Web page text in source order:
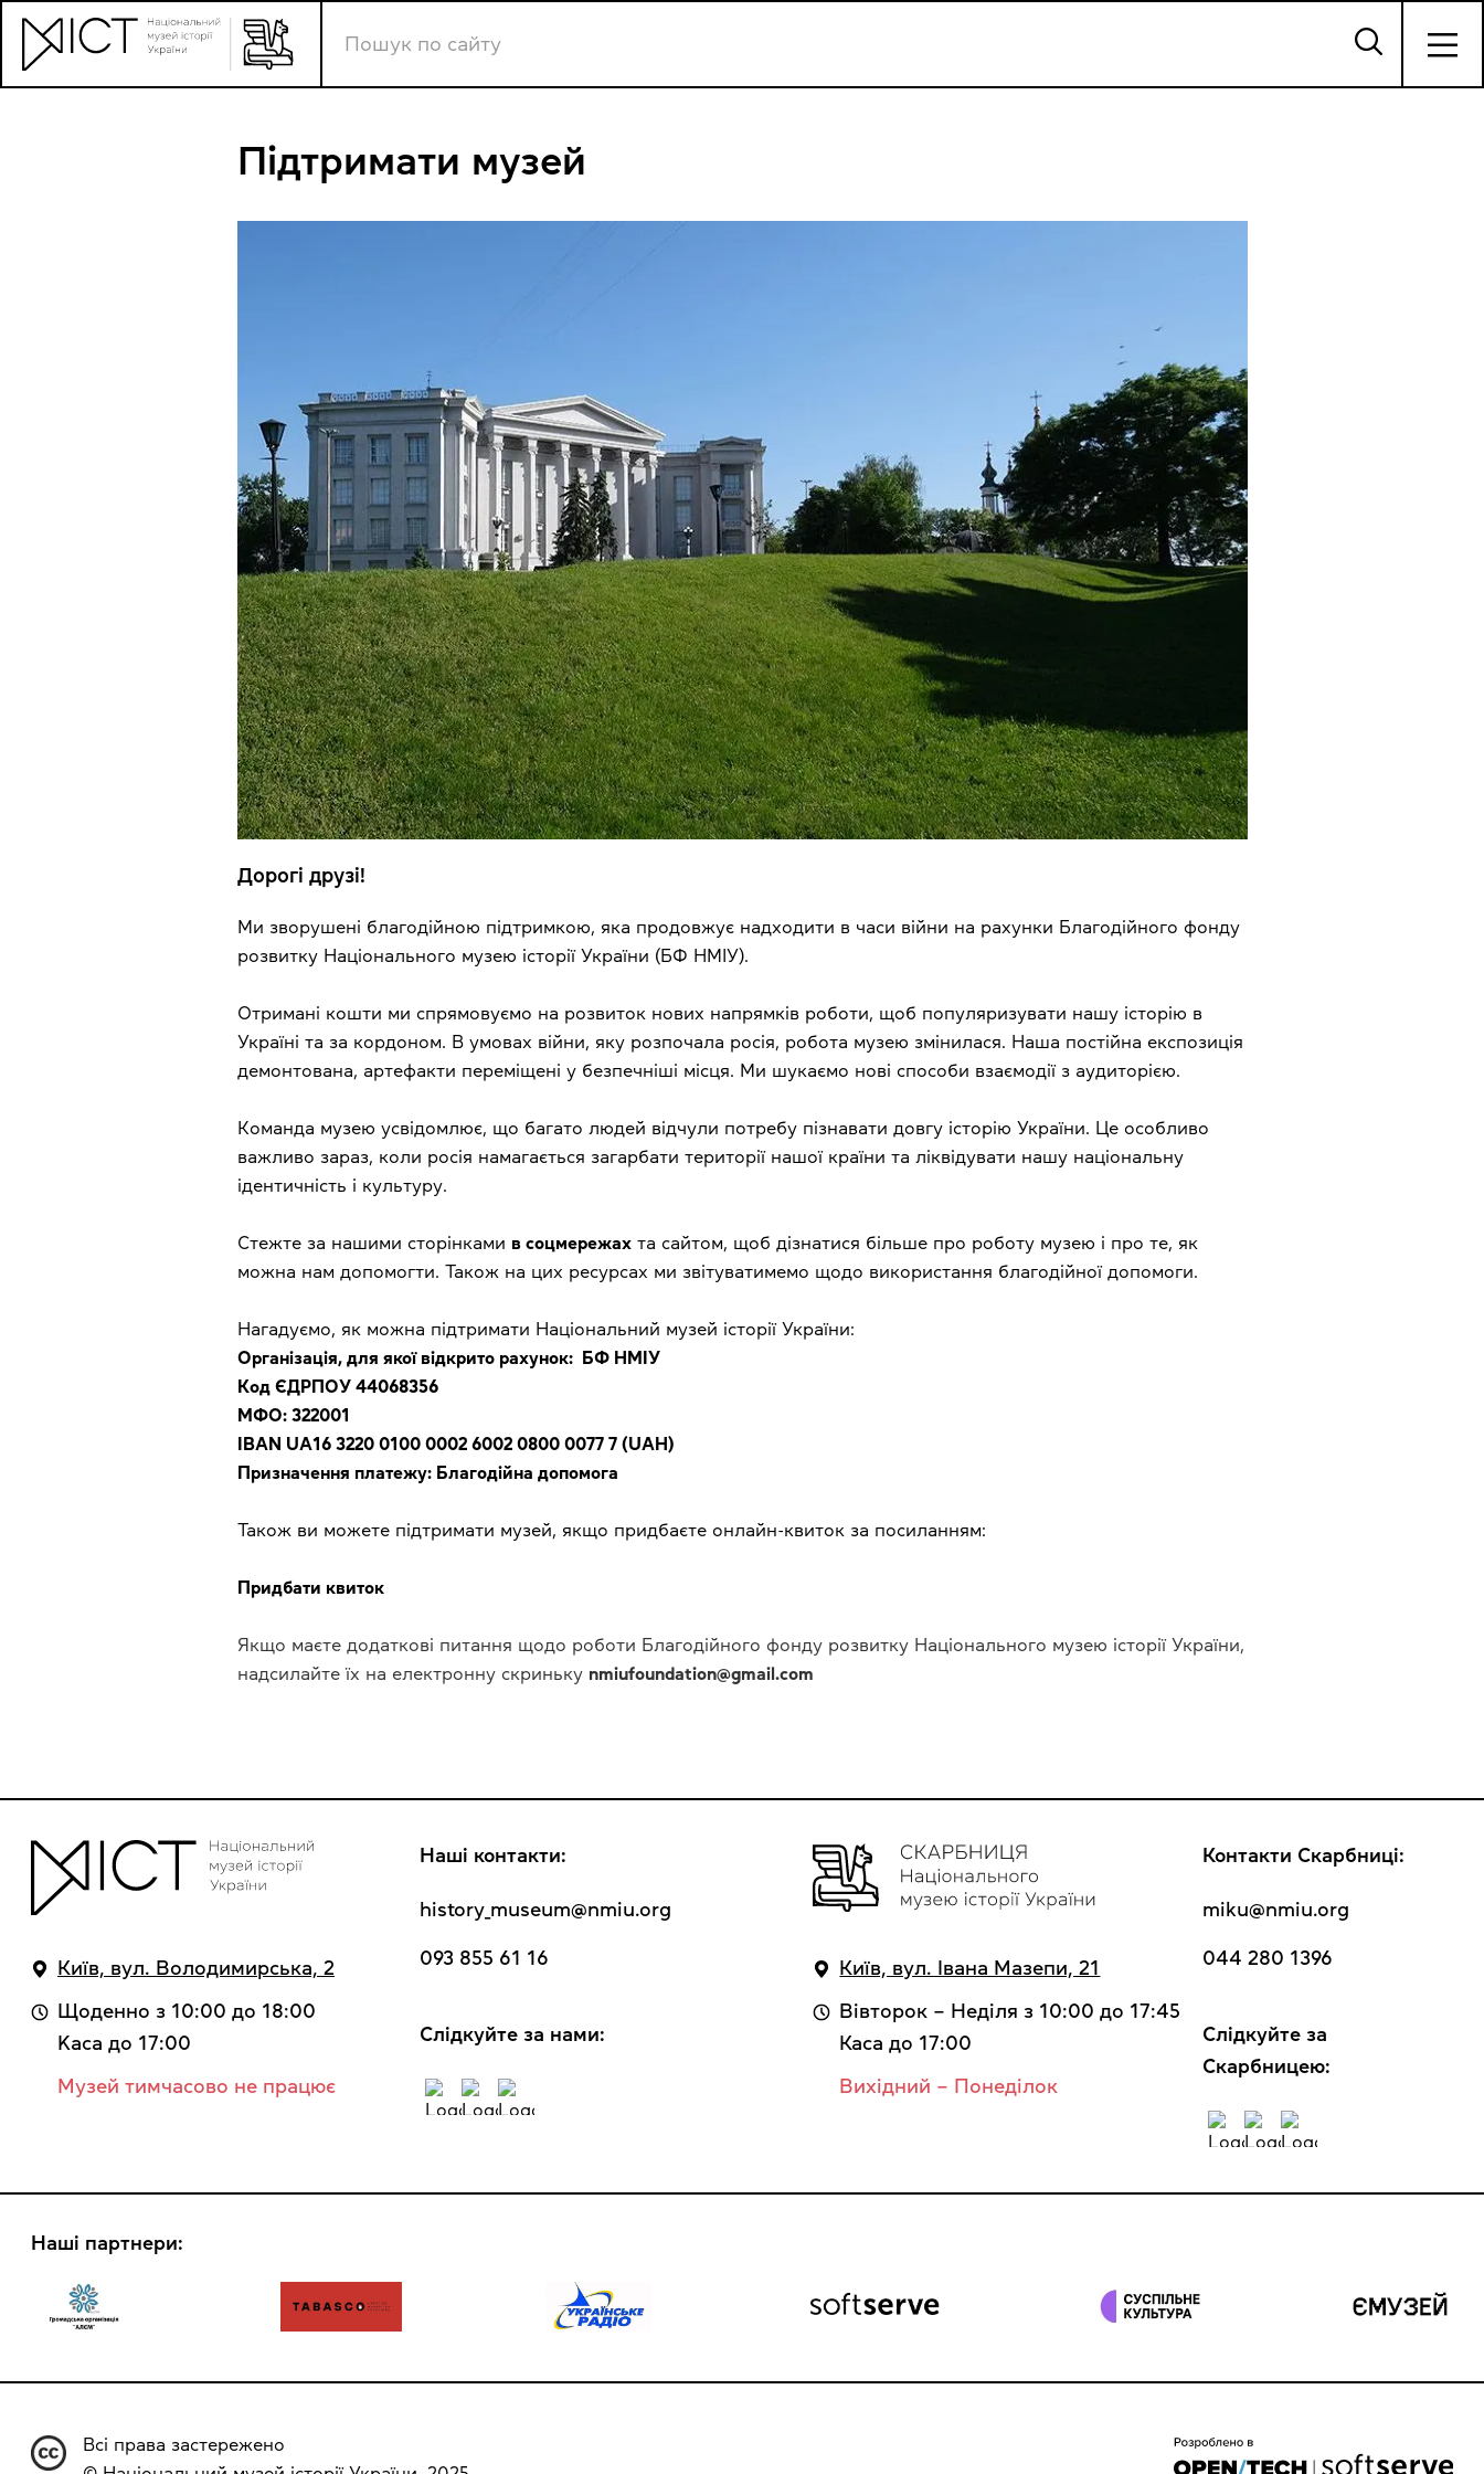
Підтримати музей
Дорогі друзі!
Ми зворушені благодійною підтримкою, яка продовжує надходити в часи війни на рахунки Благодійного фонду
розвитку Національного музею історії України (БФ НМІУ).
Отримані кошти ми спрямовуємо на розвиток нових напрямків роботи, щоб популяризувати нашу історію в
Україні та за кордоном. В умовах війни, яку розпочала росія, робота музею змінилася. Наша постійна експозиція
демонтована, артефакти переміщені у безпечніші місця. Ми шукаємо нові способи взаємодії з аудиторією.
Команда музею усвідомлює, що багато людей відчули потребу пізнавати довгу історію України. Це особливо
важливо зараз, коли росія намагається загарбати території нашої країни та ліквідувати нашу національну
ідентичність і культуру.
Стежте за нашими сторінками в соцмережахта сайтом, щоб дізнатися більше про роботу музею і про те, як
можна нам допомогти. Також на цих ресурсах ми звітуватимемо щодо використання благодійної допомоги.
Нагадуємо, як можна підтримати Національний музей історії України:
Організація, для якої відкрито рахунок: БФ НМІУ
Код ЄДРПОУ 44068356
МФО: 322001
IBAN UA16 3220 0100 0002 6002 0800 0077 7 (UAH)
Призначення платежу: Благодійна допомога
Також ви можете підтримати музей, якщо придбаєте онлайн-квиток за посиланням:
Придбати квиток
Якщо маєте додаткові питання щодо роботи Благодійного фонду розвитку Національного музею історії України,
надсилайте їх на електронну скриньку nmiufoundation@gmail.com
Київ, вул. Володимирська, 2
Щоденно з 10:00 до 18:00
Kaca до 17:00
Музей тимчасово не працює
Наші контакти:
history_museum@nmiu.org
093 855 61 16
Cлідкуйте за нами:
Київ, вул. Івана Мазепи, 21
Вівторок – Неділя з 10:00 до 17:45
Каса до 17:00
Вихідний – Понеділок
Контакти Скарбниці:
miku@nmiu.org
044 280 1396
Cлідкуйте за
Скарбницею:
Наші партнери:
Всі права застережено